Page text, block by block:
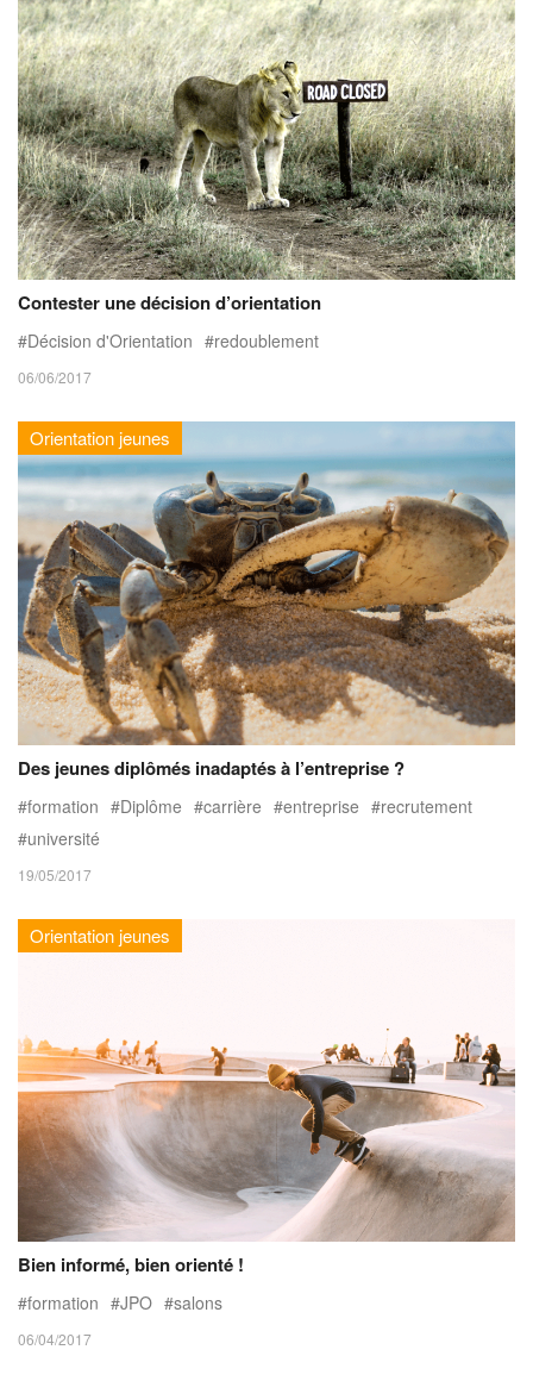
Contester une décision d’orientation
Décision d'Orientation redoublement
06/06/2017
Orientation jeunes
Des jeunes diplômés inadaptés à l’entreprise ?
formation Diplôme carrière entreprise
recrutement
université
19/05/2017
Orientation jeunes
Bien informé, bien orienté !
formation JPO salons
06/04/2017